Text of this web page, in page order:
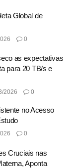
Global de
0
as expectativas
para 20 TB/s e
2026 0
no Acesso
0
Cruciais nas
Aponta